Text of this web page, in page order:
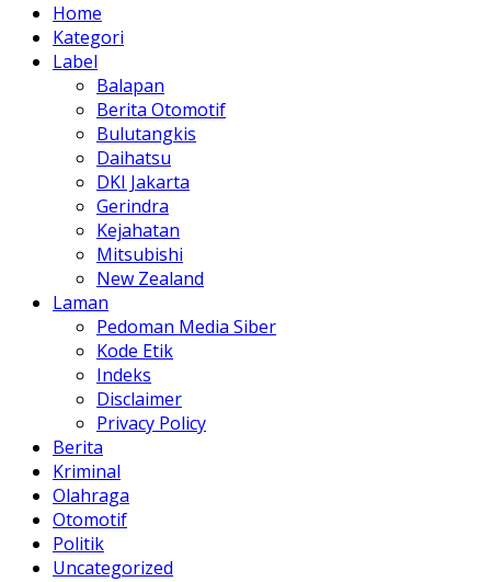
Home
Kategori
Label
Balapan
Berita Otomotif
Bulutangkis
Daihatsu
DKI Jakarta
Gerindra
Kejahatan
Mitsubishi
New Zealand
Laman
Pedoman Media Siber
Kode Etik
Indeks
Disclaimer
Privacy Policy
Berita
Kriminal
Olahraga
Otomotif
Politik
Uncategorized